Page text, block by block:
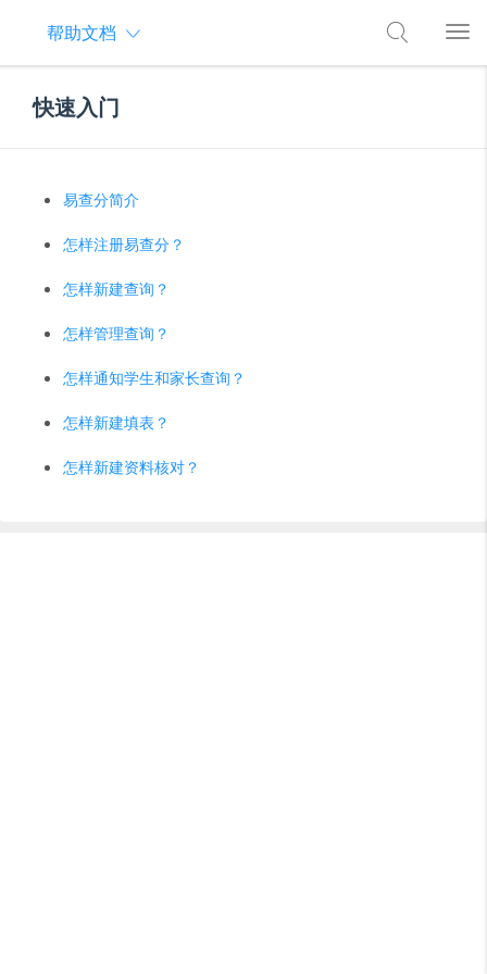
帮助文档
快速入门
易查分简介
怎样注册易查分？
怎样新建查询？
怎样管理查询？
怎样通知学生和家长查询？
怎样新建填表？
怎样新建资料核对？